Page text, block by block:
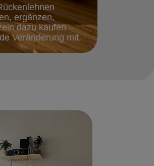
ergänzen,
dazu kaufen –
Veränderung mit.